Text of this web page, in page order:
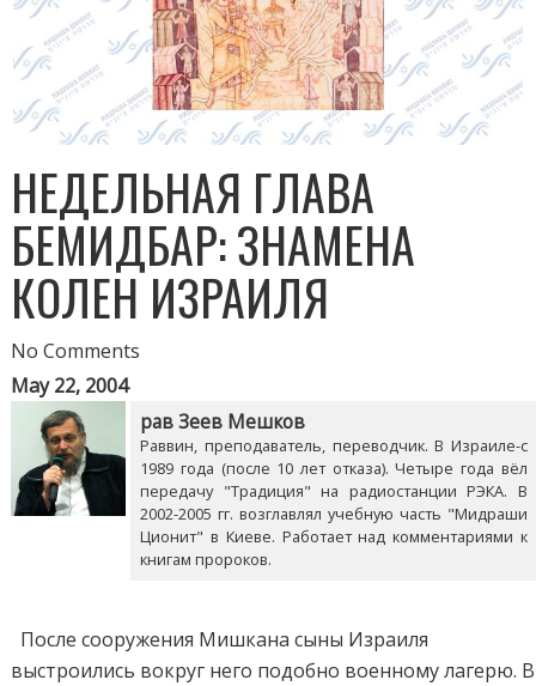
НЕДЕЛЬНАЯ ГЛАВА
БЕМИДБАР: ЗНАМЕНА
КОЛЕН ИЗРАИЛЯ
No Comments
May 22, 2004
рав Зеев Мешков
Раввин, преподаватель, переводчик. В Израиле-с
1989 года (после 10 лет отказа). Четыре года вёл
передачу "Традиция" на радиостанции РЭКА. В
2002-2005 гг. возглавлял учебную часть "Мидраши
Ционит" в Киеве. Работает над комментариями к
книгам пророков.
После сооружения Мишкана сыны Израиля
выстроились вокруг него подобно военному лагерю. В